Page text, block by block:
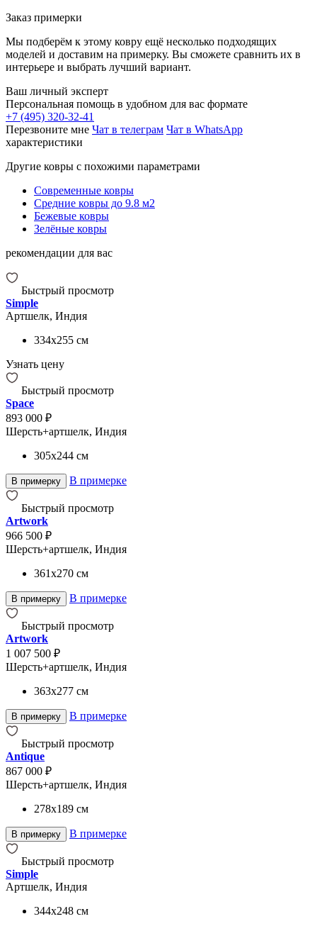
Заказ примерки
Мы подберём к этому ковру ещё несколько подходящих
моделей и доставим на примерку. Вы сможете сравнить их в
интерьере и выбрать лучший вариант.
Ваш личный эксперт
Персональная помощь в удобном для вас формате
+7 (495) 320-32-41
Перезвоните мне Чат в телеграм Чат в WhatsApp
характеристики
Другие ковры с похожими параметрами
Современные ковры
Средние ковры до 9.8 м2
Бежевые ковры
Зелёные ковры
рекомендации для вас
Быстрый просмотр
Simple
Артшелк, Индия
334x255 см
Узнать цену
Быстрый просмотр
Space
893 000 ₽
Шерсть+артшелк, Индия
305x244 см
В примерку В примерке
Быстрый просмотр
Artwork
966 500 ₽
Шерсть+артшелк, Индия
361x270 см
В примерку В примерке
Быстрый просмотр
Artwork
1 007 500 ₽
Шерсть+артшелк, Индия
363x277 см
В примерку В примерке
Быстрый просмотр
Antique
867 000 ₽
Шерсть+артшелк, Индия
278x189 см
В примерку В примерке
Быстрый просмотр
Simple
Артшелк, Индия
344x248 см